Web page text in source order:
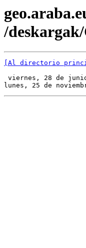
/
[Al directorio
viernes, 28 de
lunes, 25 de